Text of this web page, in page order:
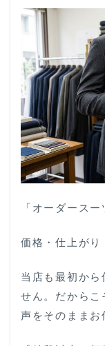
「オーダース
価格・仕上がり
当店も最初から
せん。だからこ
声をそのままお